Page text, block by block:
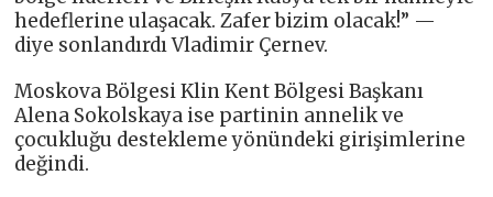
hedeflerine ulaşacak. Zafer bizim olacak!” —
diye sonlandırdı Vladimir Çernev.
Moskova Bölgesi Klin Kent Bölgesi Başkanı
Alena Sokolskaya ise partinin annelik ve
çocukluğu destekleme yönündeki girişimlerine
değindi.